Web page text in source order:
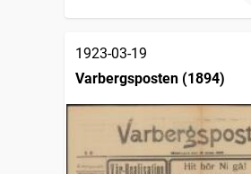
1923-03-19
Varbergsposten (1894)